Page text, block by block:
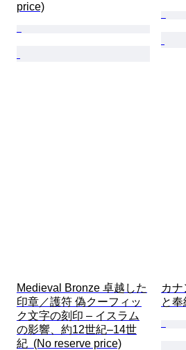
price)
Medieval Bronze 卓越した
印章／護符 偽クーフィッ
ク文字の刻印 – イスラム
の影響、約12世紀–14世
紀  (No reserve price)
カ
と奉